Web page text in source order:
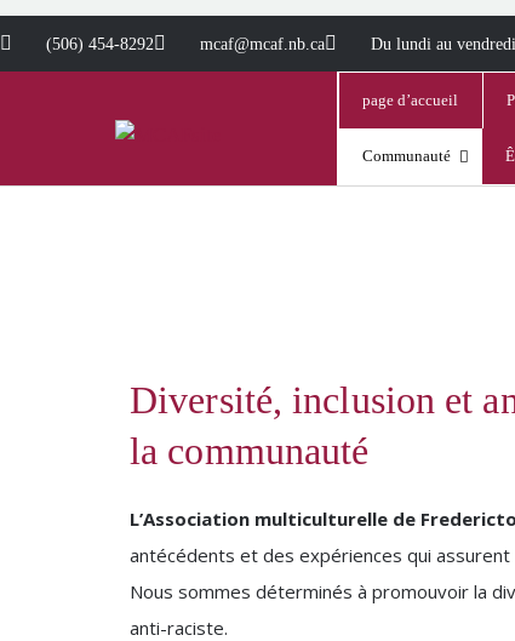
(506) 454-8292 mcaf@mcaf.nb.ca Du lundi au
page d’accueil
Communauté
Diversité, inclusion et
la communauté
L’Association multiculturelle de
antécédents et des expériences qui
Nous sommes déterminés à promouvoir la
anti-raciste.